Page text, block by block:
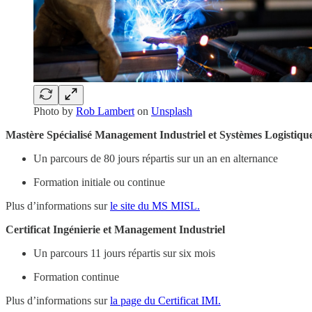
Photo by Rob Lambert on Unsplash
Mastère Spécialisé Management Industriel et Systèmes
Un parcours de 80 jours répartis sur un an en alternance
Formation initiale ou continue
Plus d’informations surle site du MS MISL.
Certificat Ingénierie et Management Industriel
Un parcours 11 jours répartis sur six mois
Formation continue
Plus d’informations surla page du Certificat IMI.